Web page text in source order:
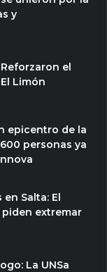
y
el
Limón
epicentro de la
personas ya
Salta: El
piden extremar
La UNSa